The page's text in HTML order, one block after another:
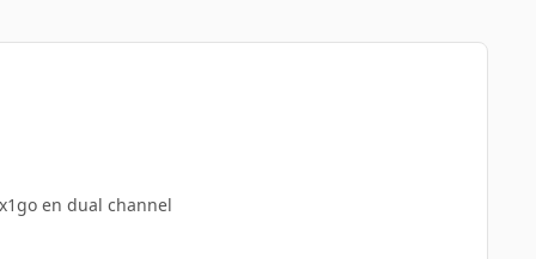
en dual channel